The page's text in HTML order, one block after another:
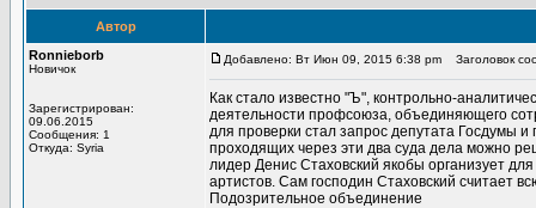
Автор
Ronnieborb
Новичок
Зарегистрирован:
09.06.2015
Сообщения: 1
Откуда: Syria
Добавлено: Вт Июн 09, 2015 6:38 pm Заголовок
Как стало известно "Ъ", контрольно-
деятельности профсоюза, объединяющего
для проверки стал запрос депутата Госдумы
проходящих через эти два суда дела можно
лидер Денис Стаховский якобы организует
артистов. Сам господин Стаховский считает
Подозрительное объединение